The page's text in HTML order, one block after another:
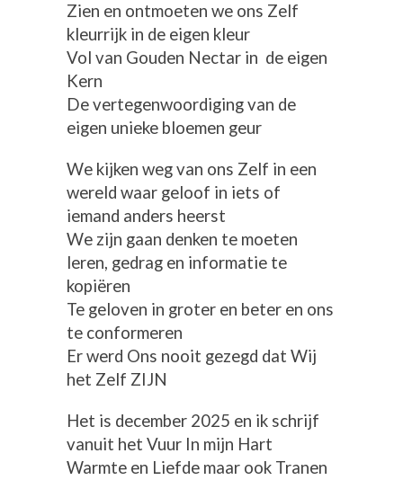
Zien en ontmoeten we ons Zelf
kleurrijk in de eigen kleur
Vol van Gouden Nectar in de eigen
Kern
De vertegenwoordiging van de
eigen unieke bloemen geur
We kijken weg van ons Zelf in een
wereld waar geloof in iets of
iemand anders heerst
We zijn gaan denken te moeten
leren, gedrag en informatie te
kopiëren
Te geloven in groter en beter en ons
te conformeren
Er werd Ons nooit gezegd dat Wij
het Zelf ZIJN
Het is december 2025 en ik schrijf
vanuit het Vuur In mijn Hart
Warmte en Liefde maar ook Tranen